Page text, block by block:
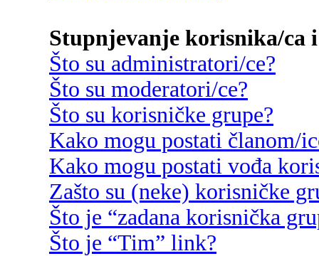
Stupnjevanje korisnika/ca
Što su administratori/ce?
Što su moderatori/ce?
Što su korisničke grupe?
Kako mogu postati članom/
Kako mogu postati vođa
Zašto su (neke) korisničke
Što je “zadana korisnička
Što je “Tim” link?